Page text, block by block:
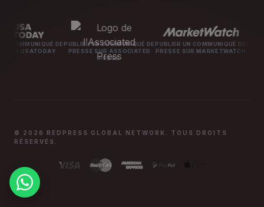
PUBLIER UN COMMUNIQUÉ DE
PRESSE SUR ASSOCIATED
PUBLIER UN COMMUNIQUÉ DE
PRESSE SUR MARKETWATCH
PUBLIER UN
PRESSE SUR
© 2026 REDPRESS GLOBAL NETWORK. TOUS DROITS
RÉSERVÉS.